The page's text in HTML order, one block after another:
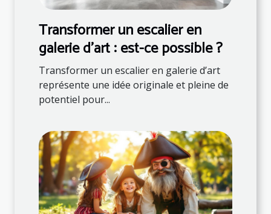
Transformer un escalier en
galerie d'art : est-ce possible ?
Transformer un escalier en galerie d’art
représente une idée originale et pleine de
potentiel pour...